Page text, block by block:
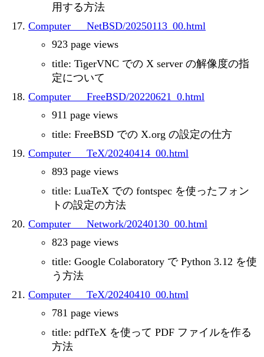
用する方法
Computer___NetBSD/20250113_00.html
923 page views
title: TigerVNC での X server の解像度の指
定について
Computer___FreeBSD/20220621_0.html
911 page views
title: FreeBSD での X.org の設定の仕方
Computer___TeX/20240414_00.html
893 page views
title: LuaTeX での fontspec を使ったフォン
トの設定の方法
Computer___Network/20240130_00.html
823 page views
title: Google Colaboratory で Python 3.12 を使
う方法
Computer___TeX/20240410_00.html
781 page views
title: pdfTeX を使って PDF ファイルを作る
方法